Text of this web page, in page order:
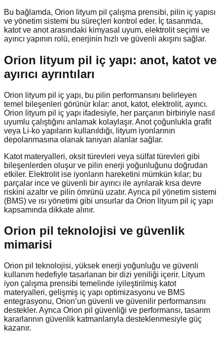
Bu bağlamda, Orion lityum pil çalışma prensibi, pilin iç yapısı
ve yönetim sistemi bu süreçleri kontrol eder. İç tasarımda,
katot ve anot arasındaki kimyasal uyum, elektrolit seçimi ve
ayırıcı yapının rolü, enerjinin hızlı ve güvenli akışını sağlar.
Orion lityum pil iç yapı: anot, katot ve
ayırıcı ayrıntıları
Orion lityum pil iç yapı, bu pilin performansını belirleyen
temel bileşenleri görünür kılar: anot, katot, elektrolit, ayırıcı.
Orion lityum pil iç yapı ifadesiyle, her parçanın birbiriyle nasıl
uyumlu çalıştığını anlamak kolaylaşır. Anot çoğunlukla grafit
veya Li‑ko yapıların kullanıldığı, lityum iyonlarının
depolanmasına olanak tanıyan alanlar sağlar.
Katot materyalleri, oksit türevleri veya sülfat türevleri gibi
bileşenlerden oluşur ve pilin enerji yoğunluğunu doğrudan
etkiler. Elektrolit ise iyonların hareketini mümkün kılar; bu
parçalar ince ve güvenli bir ayırıcı ile ayrılarak kısa devre
riskini azaltır ve pilin ömrünü uzatır. Ayrıca pil yönetim sistemi
(BMS) ve ısı yönetimi gibi unsurlar da Orion lityum pil iç yapı
kapsamında dikkate alınır.
Orion pil teknolojisi ve güvenlik
mimarisi
Orion pil teknolojisi, yüksek enerji yoğunluğu ve güvenli
kullanım hedefiyle tasarlanan bir dizi yeniliği içerir. Lityum
iyon çalışma prensibi temelinde iyileştirilmiş katot
materyalleri, gelişmiş iç yapı optimizasyonu ve BMS
entegrasyonu, Orion’un güvenli ve güvenilir performansını
destekler. Ayrıca Orion pil güvenliği ve performansı, tasarım
kararlarının güvenlik katmanlarıyla desteklenmesiyle güç
kazanır.